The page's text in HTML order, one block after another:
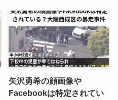
矢沢勇希の顔画像や
Facebookは特定されてい